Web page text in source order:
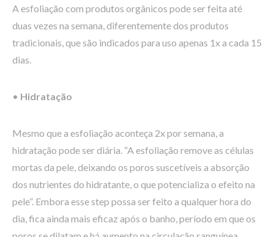
A esfoliação com produtos orgânicos pode ser feita até
duas vezes na semana, diferentemente dos produtos
tradicionais, que são indicados para uso apenas 1x a cada 15
dias.
• Hidratação
Mesmo que a esfoliação aconteça 2x por semana, a
hidratação pode ser diária. “A esfoliação remove as células
mortas da pele, deixando os poros suscetíveis a absorção
dos nutrientes do hidratante, o que potencializa o efeito na
pele”. Embora esse step possa ser feito a qualquer hora do
dia, fica ainda mais eficaz após o banho, período em que os